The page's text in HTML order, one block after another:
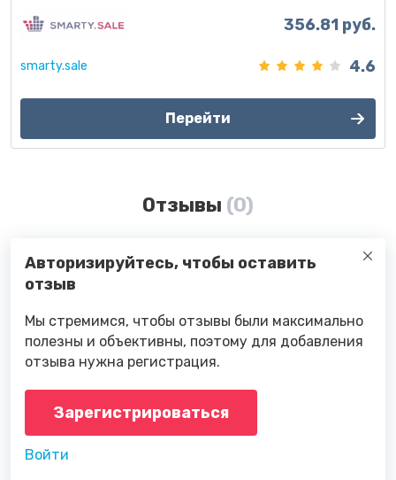
smarty.sale
356.81 руб.
4.6
Перейти
Отзывы (0)
Авторизируйтесь, чтобы оставить
отзыв
Мы стремимся, чтобы отзывы были максимально
полезны и объективны, поэтому для добавления
отзыва нужна регистрация.
Зарегистрироваться
Войти